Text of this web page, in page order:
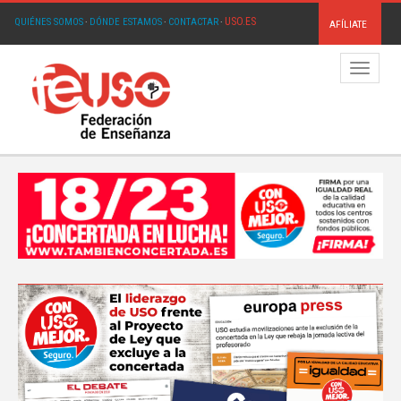
QUIÉNES SOMOS· DÓNDE ESTAMOS· CONTACTAR· USO.ES AFÍLIATE
Menú